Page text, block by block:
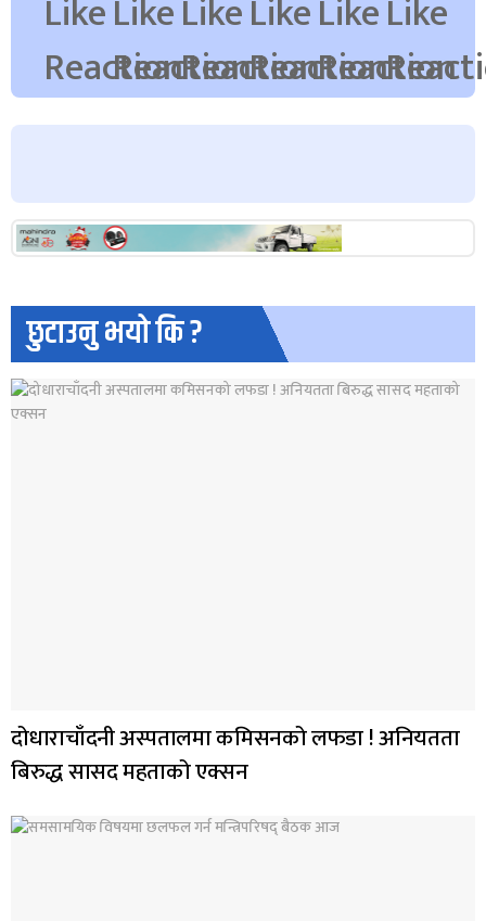
छुटाउनु भयो कि ?
दोधाराचाँदनी अस्पतालमा कमिसनको लफडा ! अनियतता
बिरुद्ध सासद महताको एक्सन